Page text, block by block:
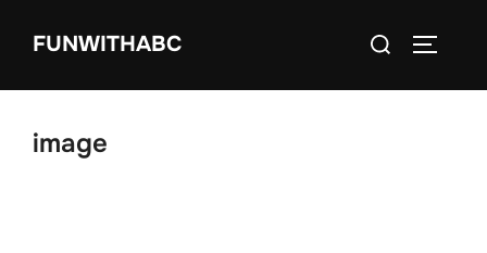
FUNWITHABC
検
対
image